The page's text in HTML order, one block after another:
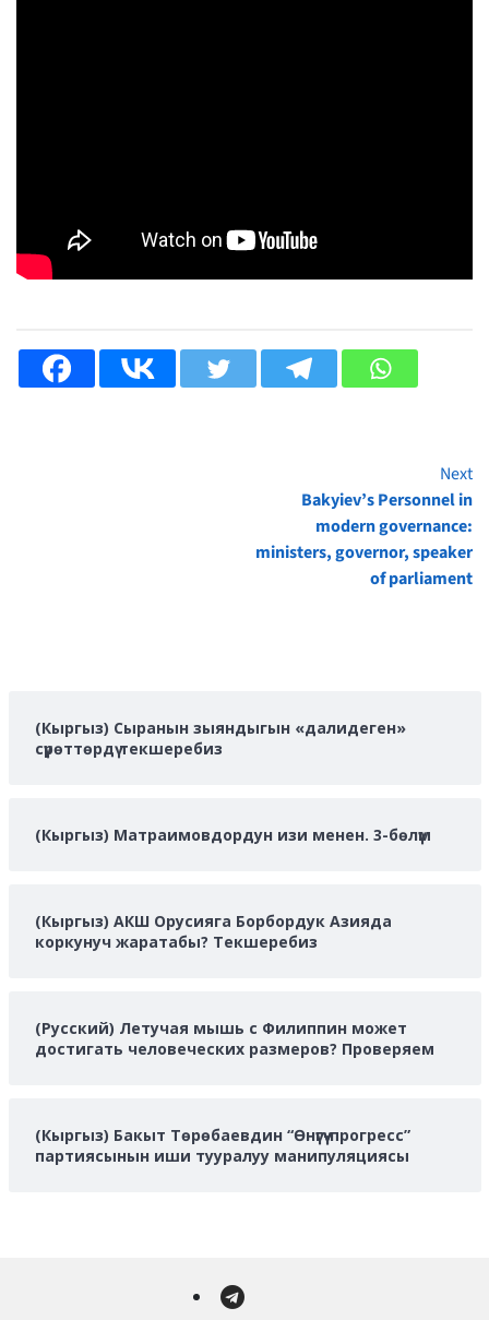
Next
Bakyiev’s Personnel in
modern governance:
ministers, governor, speaker
of parliament
(Кыргыз) Сыранын зыяндыгын «далидеген»
сүрөттөрдү текшеребиз
(Кыргыз) Матраимовдордун изи менен. 3-бөлүм
(Кыргыз) АКШ Орусияга Борбордук Азияда
коркунуч жаратабы? Текшеребиз
(Русский) Летучая мышь с Филиппин может
достигать человеческих размеров? Проверяем
(Кыргыз) Бакыт Төрөбаевдин “Өнүгүү-прогресс”
партиясынын иши тууралуу манипуляциясы
Telegram